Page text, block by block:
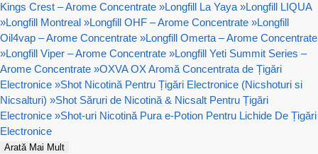
Kings Crest – Arome Concentrate »Longfill La Yaya »Longfill LIQUA
»Longfill Montreal »Longfill OHF – Arome Concentrate »Longfill
Oil4vap – Arome Concentrate »Longfill Omerta – Arome Concentrate
»Longfill Viper – Arome Concentrate »Longfill Yeti Summit Series –
Arome Concentrate »OXVA OX Aromă Concentrata de Țigări
Electronice »Shot Nicotină Pentru Țigări Electronice (Nicshoturi si
Nicsalturi) »Shot Săruri de Nicotină & Nicsalt Pentru Țigări
Electronice »Shot-uri Nicotină Pura e-Potion Pentru Lichide De Țigări
Electronice
Arată Mai Mult